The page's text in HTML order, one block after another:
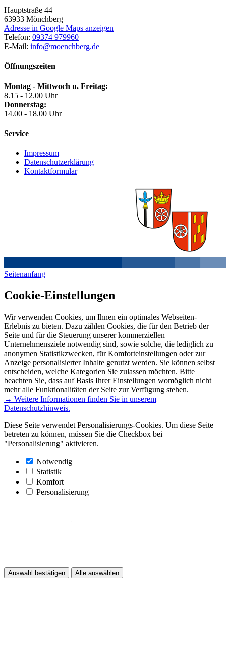
Hauptstraße 44
63933 Mönchberg
Adresse in Google Maps anzeigen
Telefon: 09374 979960
E-Mail: info@moenchberg.de
Öffnungszeiten
Montag - Mittwoch u. Freitag:
8.15 - 12.00 Uhr
Donnerstag:
14.00 - 18.00 Uhr
Service
Impressum
Datenschutzerklärung
Kontaktformular
Seitenanfang
Cookie-Einstellungen
Wir verwenden Cookies, um Ihnen ein optimales Webseiten-
Erlebnis zu bieten. Dazu zählen Cookies, die für den Betrieb der
Seite und für die Steuerung unserer kommerziellen
Unternehmensziele notwendig sind, sowie solche, die lediglich zu
anonymen Statistikzwecken, für Komforteinstellungen oder zur
Anzeige personalisierter Inhalte genutzt werden. Sie können selbst
entscheiden, welche Kategorien Sie zulassen möchten. Bitte
beachten Sie, dass auf Basis Ihrer Einstellungen womöglich nicht
mehr alle Funktionalitäten der Seite zur Verfügung stehen.
→ Weitere Informationen finden Sie in unserem
Datenschutzhinweis.
Diese Seite verwendet Personalisierungs-Cookies. Um diese Seite
betreten zu können, müssen Sie die Checkbox bei
"Personalisierung" aktivieren.
Notwendig
Statistik
Komfort
Personalisierung
Auswahl bestätigen Alle auswählen